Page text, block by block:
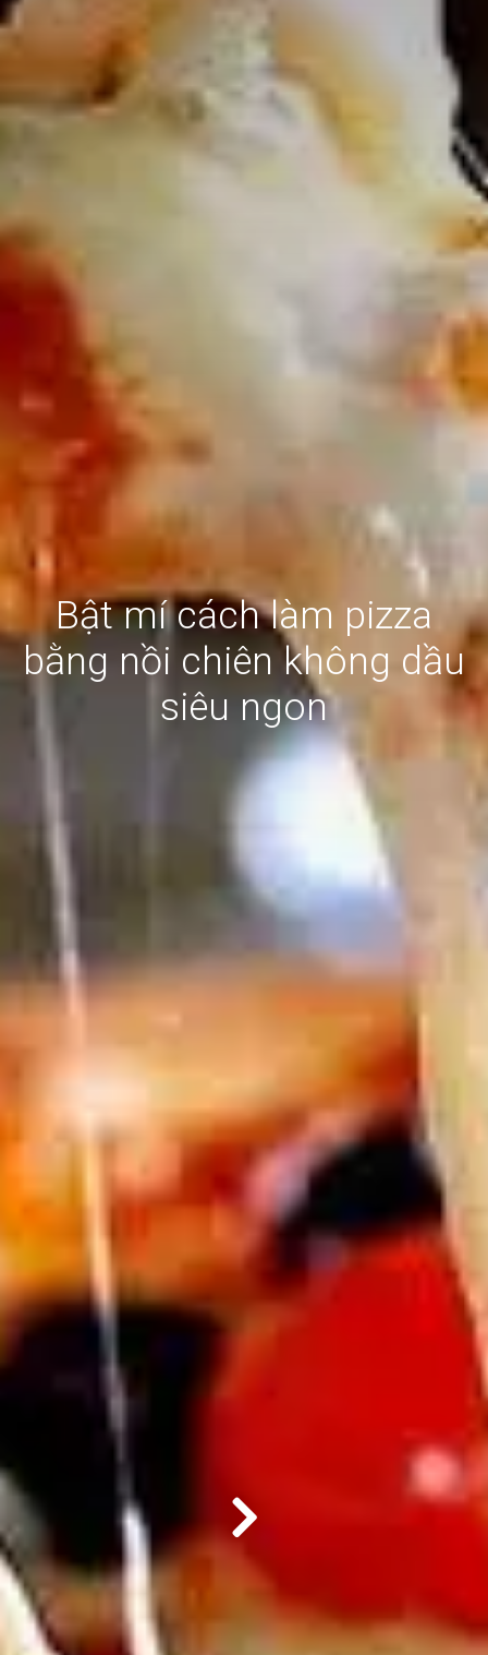
Bật mí cách làm pizza
bằng nồi chiên không dầu
siêu ngon